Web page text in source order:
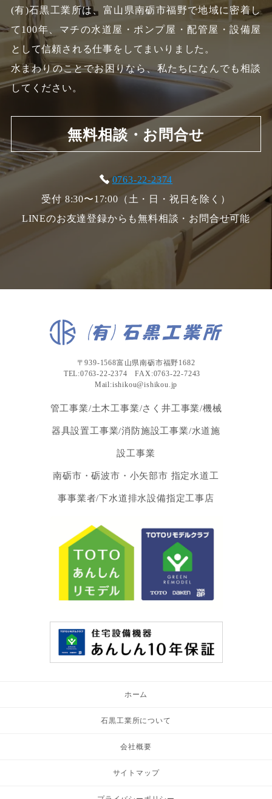
(有)石黒工業所は、富山県南砺市福野で地域に密着し
て100年、 マチの水道屋・ポンプ屋・配管屋・設備屋
として信頼される仕事をしてまいりました。
水まわりのことでお困りなら、私たちになんでも相談
してください。
無料相談・お問合せ
0763-22-2374
受付 8:30〜17:00（土・日・祝日を除く）
LINEのお友達登録からも無料相談・お問合せ可能
〒939-1568富山県南砺市福野1682
TEL:0763-22-2374 FAX:0763-22-7243
Mail:ishikou@ishikou.jp
管工事業/土木工事業/さく井工事業/機械
器具設置工事業/消防施設工事業/水道施
設工事業
南砺市・砺波市・小矢部市 指定水道工
事事業者/下水道排水設備指定工事店
ホーム
石黒工業所について
会社概要
サイトマップ